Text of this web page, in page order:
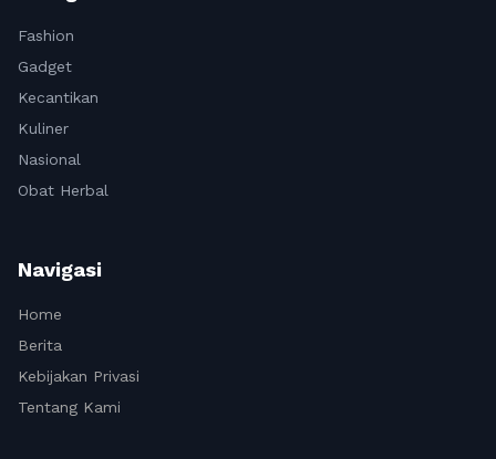
Fashion
Gadget
Kecantikan
Kuliner
Nasional
Obat Herbal
Navigasi
Home
Berita
Kebijakan Privasi
Tentang Kami